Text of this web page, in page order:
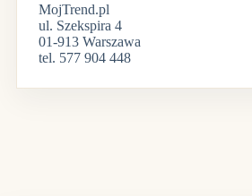
MojTrend.pl
ul. Szekspira 4
01-913 Warszawa
tel. 577 904 448